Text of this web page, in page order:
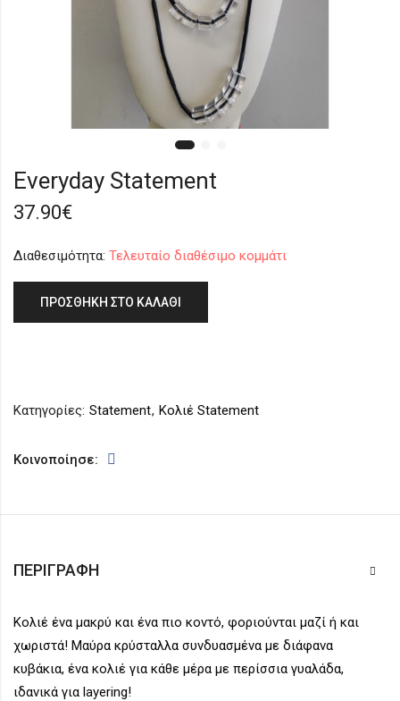
Everyday Statement
37.90€
Διαθεσιμότητα: Τελευταίο διαθέσιμο κομμάτι
ΠΡΟΣΘΉΚΗ ΣΤΟ ΚΑΛΆΘΙ
Κατηγορίες: Statement, Κολιέ Statement
Κοινοποίησε:
ΠΕΡΙΓΡΑΦΉ
Κολιέ ένα μακρύ και ένα πιο κοντό, φοριούνται μαζί ή και
χωριστά! Μαύρα κρύσταλλα συνδυασμένα με διάφανα
κυβάκια, ένα κολιέ για κάθε μέρα με περίσσια γυαλάδα,
ιδανικά για layering!